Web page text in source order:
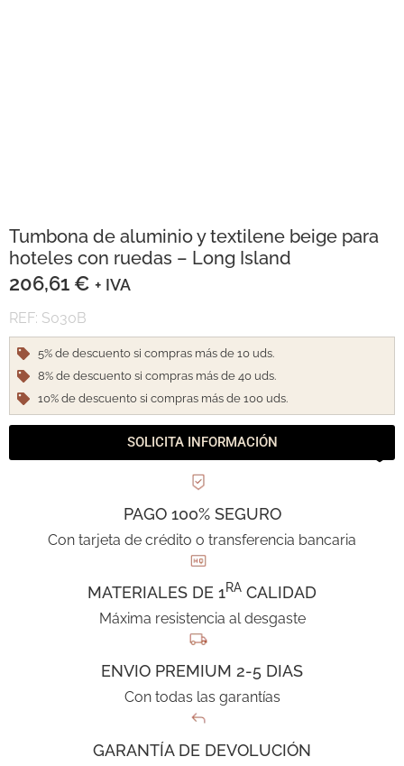
Tumbona de aluminio y textilene beige para
hoteles con ruedas – Long Island
206,61 € + IVA
REF: S030B
5% de descuento si compras más de 10 uds.
8% de descuento si compras más de 40 uds.
10% de descuento si compras más de 100 uds.
SOLICITA INFORMACIÓN
PAGO 100% SEGURO
Con tarjeta de crédito o transferencia bancaria
MATERIALES DE 1RA CALIDAD
Máxima resistencia al desgaste
ENVIO PREMIUM 2-5 DIAS
Con todas las garantías
GARANTÍA DE DEVOLUCIÓN